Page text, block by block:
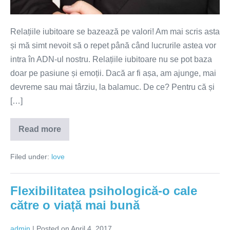
Relațiile iubitoare se bazează pe valori! Am mai scris asta
și mă simt nevoit să o repet până când lucrurile astea vor
intra în ADN-ul nostru. Relațiile iubitoare nu se pot baza
doar pe pasiune și emoții. Dacă ar fi așa, am ajunge, mai
devreme sau mai târziu, la balamuc. De ce? Pentru că și
[…]
Read moreConexiunea,
prețuirea
contribuția
temelia
iubitoare
Filed under: love
Flexibilitatea psihologică-o cale
către o viață mai bună
admin | Posted on April 4, 2017